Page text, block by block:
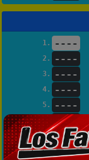
1. ----
2. ----
3. ----
4. ----
5. ----
6. ----
7. ----
8. ----